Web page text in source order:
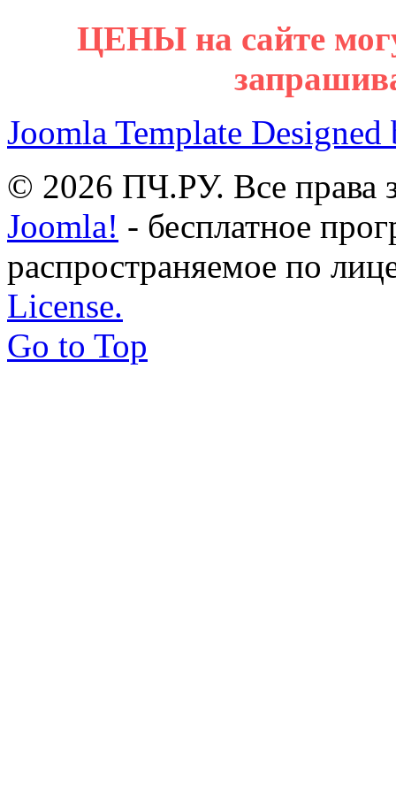
ЦЕНЫ на сайте
Joomla Template Designed
© 2026 ПЧ.РУ. Все права
Joomla! - бесплатное
распространяемое по
License.
Go to Top